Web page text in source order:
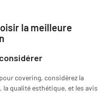
la meilleure
covering, considérez la
qualité esthétique, et les avis